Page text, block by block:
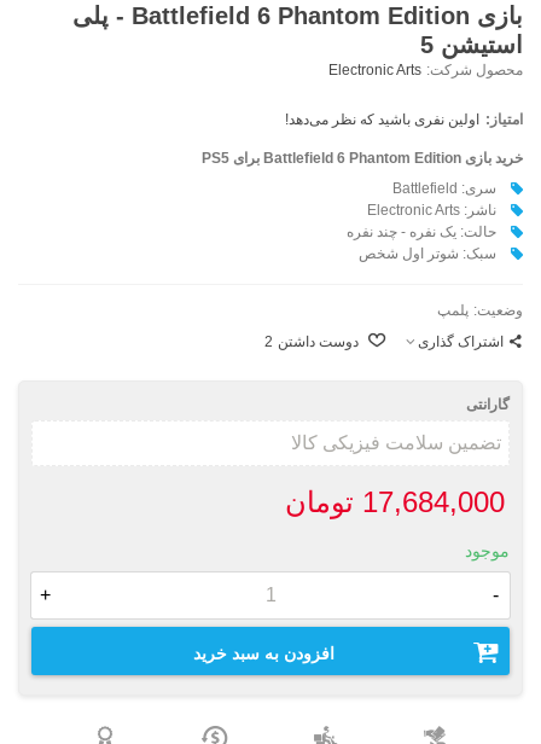
بازی Battlefield 6 Phantom Edition - پلی
استیشن 5
محصول شرکت: Electronic Arts
امتیاز: اولین نفری باشید که نظر می‌دهد!
خرید بازی Battlefield 6 Phantom Edition برای PS5
سری: Battlefield
ناشر: Electronic Arts
حالت: یک نفره - چند نفره
سبک: شوتر اول شخص
وضعیت: پلمپ
اشتراک گذاری
دوست داشتن 2
گارانتی
17,684,000 تومان
موجود
-
+
افزودن به سبد خرید